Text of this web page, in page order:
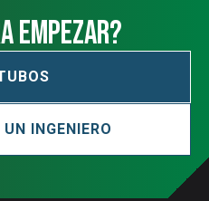
empezar?
INGENIERO